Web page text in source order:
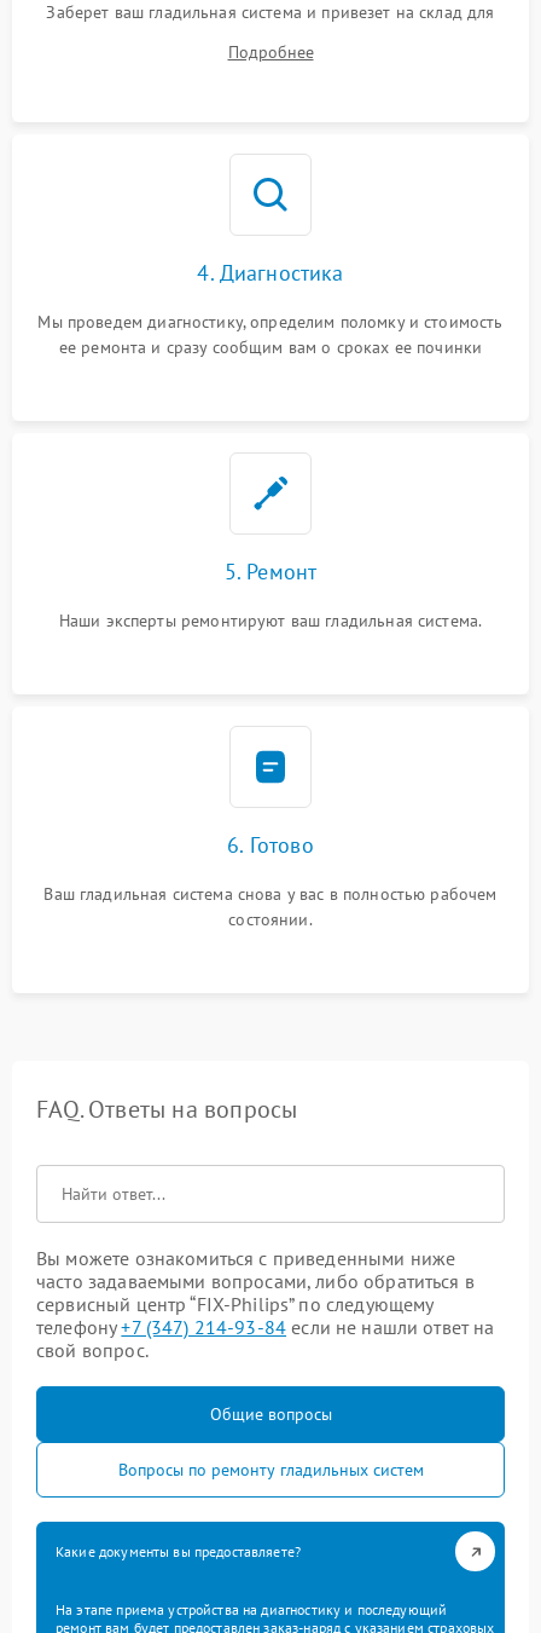
Заберет ваш гладильная система и привезет на склад для
Подробнее
4. Диагностика
Мы проведем диагностику, определим поломку и стоимость
ее ремонта и сразу сообщим вам о сроках ее починки
5. Ремонт
Наши эксперты ремонтируют ваш гладильная система.
6. Готово
Ваш гладильная система снова у вас в полностью рабочем
состоянии.
FAQ. Ответы на вопросы
Вы можете ознакомиться с приведенными ниже
часто задаваемыми вопросами, либо обратиться в
сервисный центр “FIX-Philips” по следующему
телефону+7 (347) 214-93-84 если не нашли ответ на
свой вопрос.
Общие вопросы
Вопросы по ремонту гладильных систем
Какие документы вы предоставляете?
На этапе приема устройства на диагностику и последующий
ремонт вам будет предоставлен заказ-наряд с указанием страховых